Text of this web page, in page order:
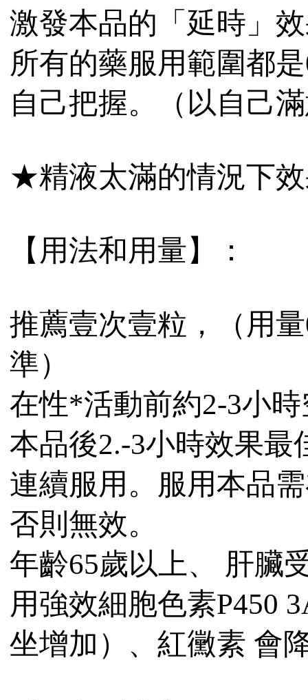
激發本品的「延時」
所有的藥服用範圍都
自己把握。（以自己
★精液太滿的情況下
【用法和用量】：
推薦壹次壹粒，（用
準）
在性*活動前約2-3小
本品後2.-3小時效果最
連續服用。服用本品
否則無效。
年齡65歲以上、 肝臟
用強效細胞色素P450
坐增加）、紅黴素 會